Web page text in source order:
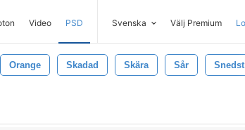
Video PSD Svenska Välj Premium
Orange Skadad Skära Sår